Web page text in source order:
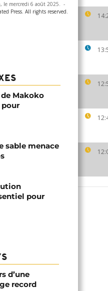
le mercredi 6 août 2025. -
Press. All rights reserved.
Makoko
sable menace
pour
d’une
record